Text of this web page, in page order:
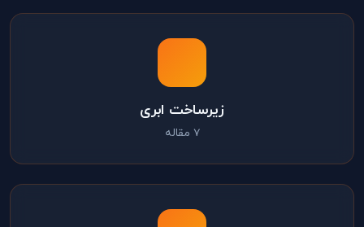
زیرساخت ابری
7 مقاله